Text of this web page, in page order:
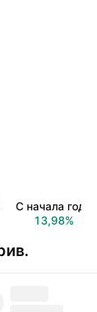
С начала года
13,98%